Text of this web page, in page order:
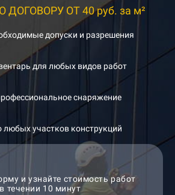
ОТ 40 руб. за м²
допуски и разрешения
для любых видов работ
снаряжение
любых участков конструкций
и узнайте стоимость работ
в течении 10 минут